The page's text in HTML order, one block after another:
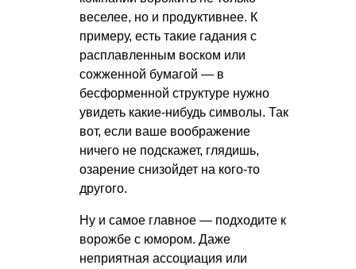
веселее, но и продуктивнее. К
примеру, есть такие гадания с
расплавленным воском или
сожженной бумагой — в
бесформенной структуре нужно
увидеть какие-нибудь символы. Так
вот, если ваше воображение
ничего не подскажет, глядишь,
озарение снизойдет на кого-то
другого.
Ну и самое главное — подходите к
ворожбе с юмором. Даже
неприятная ассоциация или